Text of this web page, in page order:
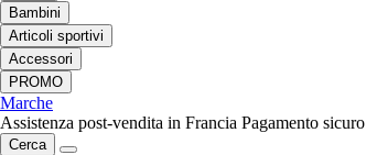
Bambini
Articoli sportivi
Accessori
PROMO
Marche
Assistenza post-vendita in Francia Pagamento sicuro
Cerca